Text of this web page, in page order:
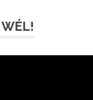
WÉL!